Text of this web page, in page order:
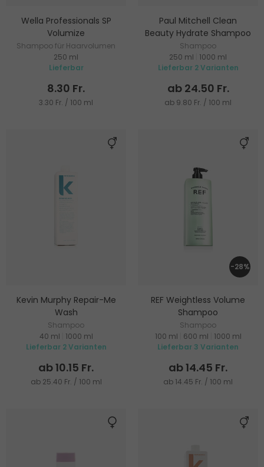
Wella Professionals SP
Volumize
Shampoo für Haarvolumen
250 ml
Lieferbar
8.30 Fr.
3.30 Fr. / 100 ml
Paul Mitchell Clean
Beauty Hydrate Shampoo
Shampoo
250 ml
1000 ml
Lieferbar 2 Varianten
ab 24.50 Fr.
ab 9.80 Fr. / 100 ml
Kevin Murphy Repair-Me
Wash
Shampoo
40 ml
1000 ml
Lieferbar 2 Varianten
ab 10.15 Fr.
ab 25.40 Fr. / 100 ml
-28%
REF Weightless Volume
Shampoo
Shampoo
100 ml
600 ml
1000 ml
Lieferbar 3 Varianten
ab 14.45 Fr.
ab 14.45 Fr. / 100 ml